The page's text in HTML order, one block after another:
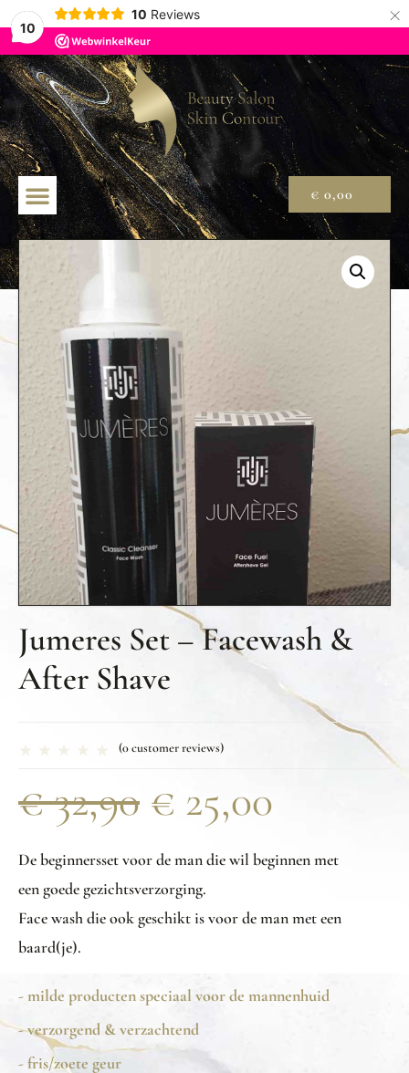
10
10 Reviews ×
€ 0,00
Jumeres Set – Facewash &
After Shave
(0customer reviews)
€32,90 € 25,00
De beginnersset voor de man die wil beginnen met
een goede gezichtsverzorging.
Face wash die ook geschikt is voor de man met een
baard(je).
- milde producten speciaal voor de mannenhuid
- verzorgend & verzachtend
- fris/zoete geur